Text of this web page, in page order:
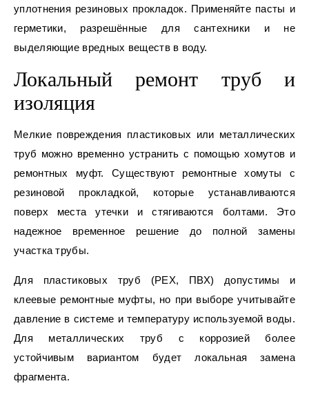
уплотнения резиновых прокладок. Применяйте пасты и
герметики, разрешённые для сантехники и не
выделяющие вредных веществ в воду.
Локальный ремонт труб и
изоляция
Мелкие повреждения пластиковых или металлических
труб можно временно устранить с помощью хомутов и
ремонтных муфт. Существуют ремонтные хомуты с
резиновой прокладкой, которые устанавливаются
поверх места утечки и стягиваются болтами. Это
надежное временное решение до полной замены
участка трубы.
Для пластиковых труб (PEX, ПВХ) допустимы и
клеевые ремонтные муфты, но при выборе учитывайте
давление в системе и температуру используемой воды.
Для металлических труб с коррозией более
устойчивым вариантом будет локальная замена
фрагмента.